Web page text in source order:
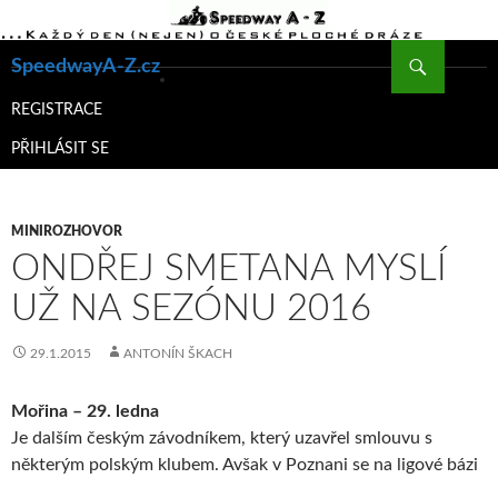
SpeedwayA-Z.cz
K
WEBU
REGISTRACE
PŘIHLÁSIT SE
MINIROZHOVOR
ONDŘEJ SMETANA MYSLÍ
UŽ NA SEZÓNU 2016
29.1.2015 ANTONÍN ŠKACH
Mořina – 29. ledna
Je dalším českým závodníkem, který uzavřel smlouvu s
některým polským klubem. Avšak v Poznani se na ligové bázi